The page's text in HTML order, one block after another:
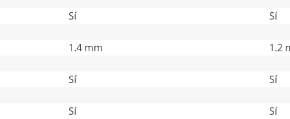
Sí Sí
1.4 mm 1.2
Sí Sí
Sí Sí